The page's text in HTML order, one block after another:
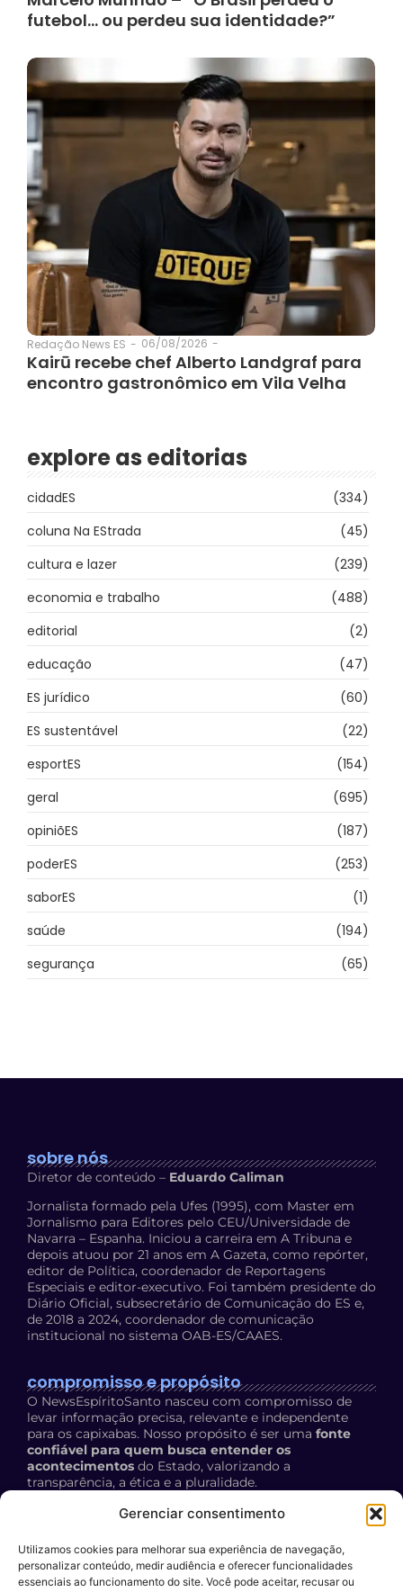
Gerenciar consentimento
Utilizamos cookies para melhorar sua experiência de navegação,
personalizar conteúdo, medir audiência e oferecer funcionalidades
essenciais ao funcionamento do site. Você pode aceitar, recusar ou
futebol… ou perdeu sua identidade?”
Redação News ES - 06/08/2026 -
Kairū recebe chef Alberto Landgraf para
encontro gastronômico em Vila Velha
explore as editorias
cidadES
(334)
coluna Na EStrada
(45)
cultura e lazer
(239)
economia e trabalho
(488)
editorial
(2)
educação
(47)
ES jurídico
(60)
ES sustentável
(22)
esportES
(154)
geral
(695)
opiniõES
(187)
poderES
(253)
saborES
(1)
saúde
(194)
segurança
(65)
sobre nós
Diretor de conteúdo – Eduardo Caliman
Jornalista formado pela Ufes (1995), com Master em
Jornalismo para Editores pelo CEU/Universidade de
Navarra – Espanha. Iniciou a carreira em A Tribuna e
depois atuou por 21 anos em A Gazeta, como repórter,
editor de Política, coordenador de Reportagens
Especiais e editor-executivo. Foi também presidente do
Diário Oficial, subsecretário de Comunicação do ES e,
de 2018 a 2024, coordenador de comunicação
institucional no sistema OAB-ES/CAAES.
compromisso e propósito
O NewsEspíritoSanto nasceu com compromisso de
levar informação precisa, relevante e independente
para os capixabas. Nosso propósito é ser uma fonte
confiável para quem busca entender os
acontecimentos do Estado, valorizando a
transparência, a ética e a pluralidade.
Política de Privacidade: acesse aqui
contato
E-mail: